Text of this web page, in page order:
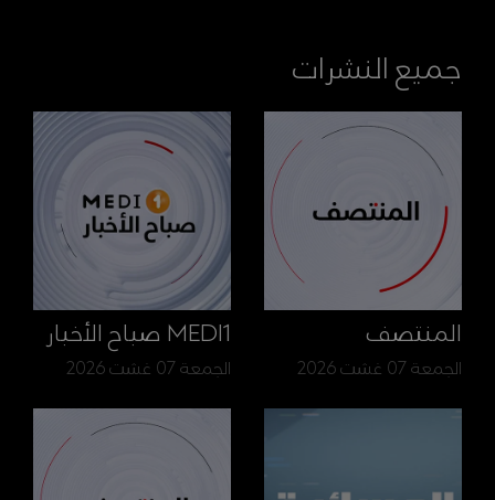
جميع النشرات
المنتصف
الجمعة 07 غشت 2026
MEDI1 صباح الأخبار
الجمعة 07 غشت 2026